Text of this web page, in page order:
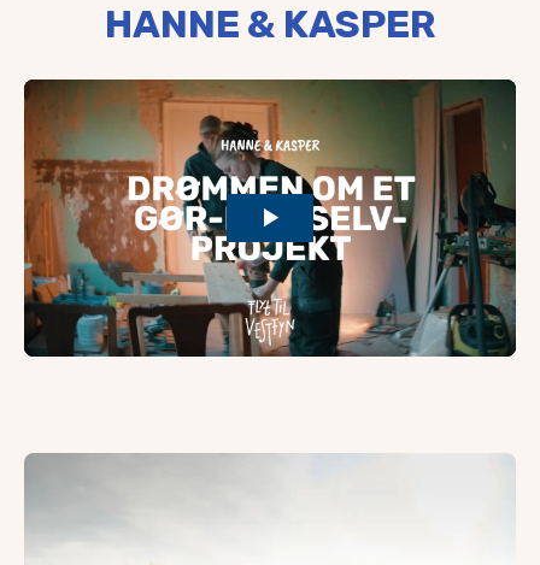
HANNE & KASPER
Uddannelse